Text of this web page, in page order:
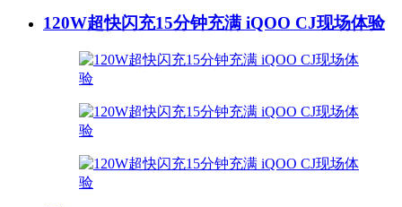
120W超快闪充15分钟充满 iQOO CJ现场体验